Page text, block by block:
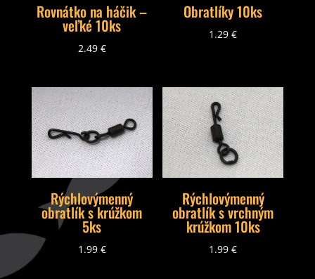
Rovnátko na háčik –
veľké 10ks
2.49 €
Obratlíky 10ks
1.29€
Rýchlovýmenný
obratlík s krúžkom
5ks
1.99 €
Rýchlovýmenný
obratlík s vrchným
krúžkom 10ks
1.99€